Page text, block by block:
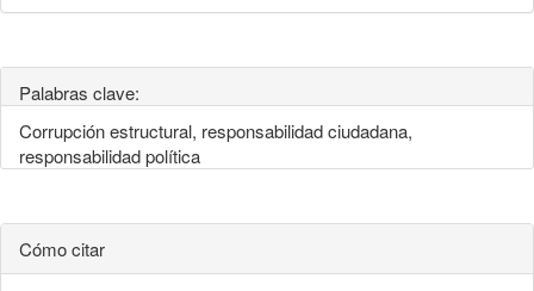
Palabras clave:
Corrupción estructural, responsabilidad ciudadana,
responsabilidad política
Cómo citar